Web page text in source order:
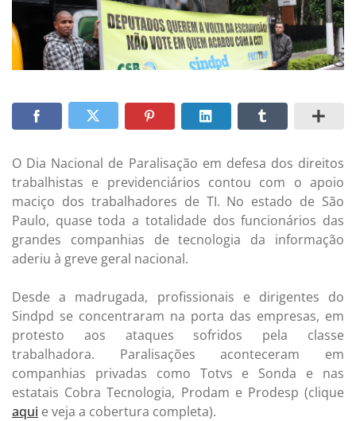
O Dia Nacional de Paralisação em defesa dos direitos
trabalhistas e previdenciários contou com o apoio
maciço dos trabalhadores de TI. No estado de São
Paulo, quase toda a totalidade dos funcionários das
grandes companhias de tecnologia da informação
aderiu à greve geral nacional.
Desde a madrugada, profissionais e dirigentes do
Sindpd se concentraram na porta das empresas, em
protesto aos ataques sofridos pela classe
trabalhadora. Paralisações aconteceram em
companhias privadas como Totvs e Sonda e nas
estatais Cobra Tecnologia, Prodam e Prodesp (clique
aqui e veja a cobertura completa).